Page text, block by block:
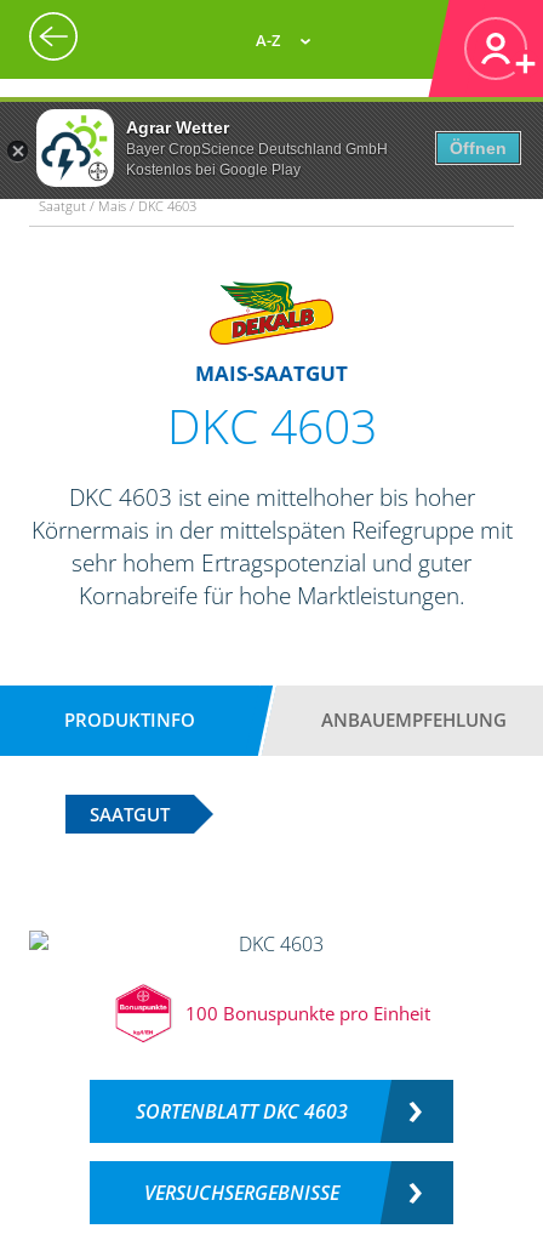
Agrar Wetter
Bayer CropScience Deutschland GmbH
Kostenlos bei Google Play
Öffnen
A-Z
Saatgut / Mais / DKC 4603
MAIS-SAATGUT
DKC 4603
DKC 4603 ist eine mittelhoher bis hoher
Körnermais in der mittelspäten Reifegruppe mit
sehr hohem Ertragspotenzial und guter
Kornabreife für hohe Marktleistungen.
PRODUKTINFO ANBAUEMPFEHLUNG
SAATGUT
100 Bonuspunkte pro Einheit
SORTENBLATT DKC 4603
VERSUCHSERGEBNISSE